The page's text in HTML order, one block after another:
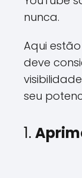
nunca.
Aqui estão
deve
seu
1.